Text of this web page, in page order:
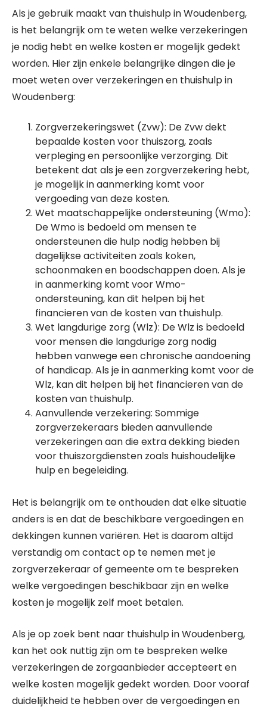
Als je gebruik maakt van thuishulp in Woudenberg,
is het belangrijk om te weten welke verzekeringen
je nodig hebt en welke kosten er mogelijk gedekt
worden. Hier zijn enkele belangrijke dingen die je
moet weten over verzekeringen en thuishulp in
Woudenberg:
Zorgverzekeringswet (Zvw): De Zvw dekt
bepaalde kosten voor thuiszorg, zoals
verpleging en persoonlijke verzorging. Dit
betekent dat als je een zorgverzekering hebt,
je mogelijk in aanmerking komt voor
vergoeding van deze kosten.
Wet maatschappelijke ondersteuning (Wmo):
De Wmo is bedoeld om mensen te
ondersteunen die hulp nodig hebben bij
dagelijkse activiteiten zoals koken,
schoonmaken en boodschappen doen. Als je
in aanmerking komt voor Wmo-
ondersteuning, kan dit helpen bij het
financieren van de kosten van thuishulp.
Wet langdurige zorg (Wlz): De Wlz is bedoeld
voor mensen die langdurige zorg nodig
hebben vanwege een chronische aandoening
of handicap. Als je in aanmerking komt voor de
Wlz, kan dit helpen bij het financieren van de
kosten van thuishulp.
Aanvullende verzekering: Sommige
zorgverzekeraars bieden aanvullende
verzekeringen aan die extra dekking bieden
voor thuiszorgdiensten zoals huishoudelijke
hulp en begeleiding.
Het is belangrijk om te onthouden dat elke situatie
anders is en dat de beschikbare vergoedingen en
dekkingen kunnen variëren. Het is daarom altijd
verstandig om contact op te nemen met je
zorgverzekeraar of gemeente om te bespreken
welke vergoedingen beschikbaar zijn en welke
kosten je mogelijk zelf moet betalen.
Als je op zoek bent naar thuishulp in Woudenberg,
kan het ook nuttig zijn om te bespreken welke
verzekeringen de zorgaanbieder accepteert en
welke kosten mogelijk gedekt worden. Door vooraf
duidelijkheid te hebben over de vergoedingen en